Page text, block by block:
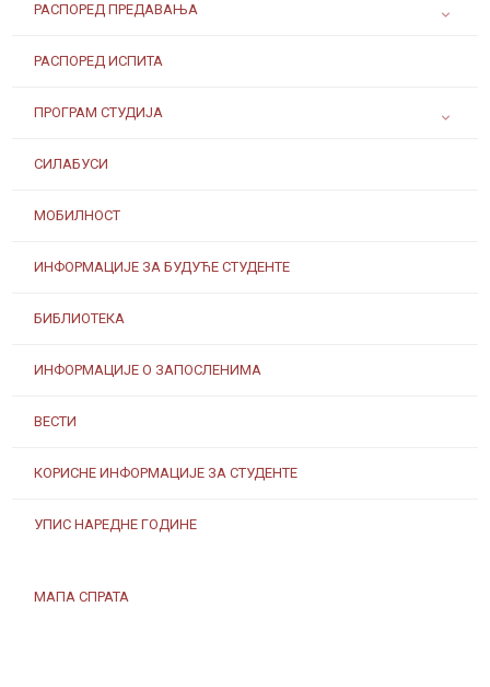
РАСПОРЕД ПРЕДАВАЊА
РАСПОРЕД ИСПИТА
ПРОГРАМ СТУДИЈА
СИЛАБУСИ
МОБИЛНОСТ
ИНФОРМАЦИЈЕ ЗА БУДУЋЕ СТУДЕНТЕ
БИБЛИОТЕКА
ИНФОРМАЦИЈЕ О ЗАПОСЛЕНИМА
ВЕСТИ
КОРИСНЕ ИНФОРМАЦИЈЕ ЗА СТУДЕНТЕ
УПИС НАРЕДНЕ ГОДИНЕ
МАПА СПРАТА